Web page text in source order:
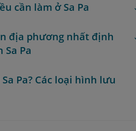
cần làm ở Sa Pa
địa phương nhất định
Pa
Pa? Các loại hình lưu